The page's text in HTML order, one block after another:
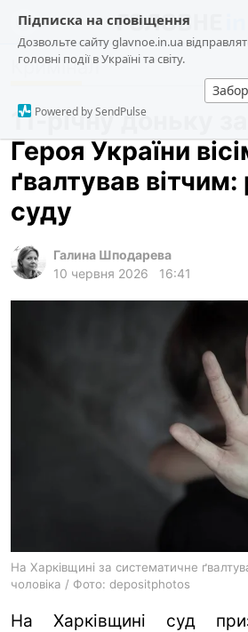
Підписка на сповіщення
Дозвольте сайту glavnoe.in.ua
головні події в Україні та світу.
Powered by SendPulse
новини
про проєкт
події
архів
Кримінал
11-річну доньку
Героя України
ґвалтував вітчим:
суду
Галина Шподарева
10 червня 2026
16:41
На Харківщині за систематичне
чоловіка / Фото: depositphotos
На Харківщині суд